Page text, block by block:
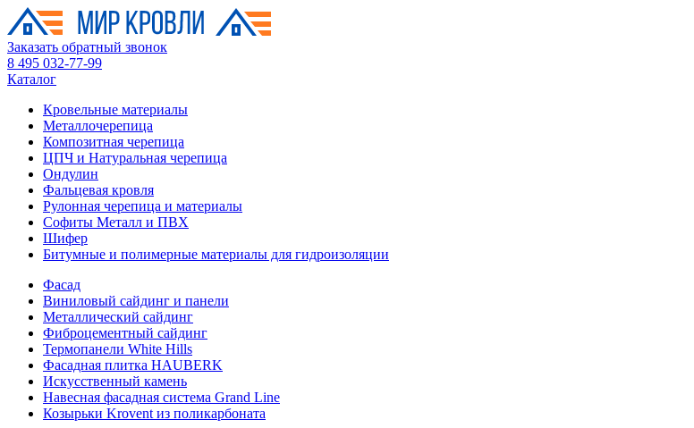
Заказать обратный звонок
8 495 032-77-99
Каталог
Кровельные материалы
Металлочерепица
Композитная черепица
ЦПЧ и Натуральная черепица
Ондулин
Фальцевая кровля
Рулонная черепица и материалы
Софиты Металл и ПВХ
Шифер
Битумные и полимерные материалы для гидроизоляции
Фасад
Виниловый сайдинг и панели
Металлический сайдинг
Фиброцементный сайдинг
Термопанели White Hills
Фасадная плитка HAUBERK
Искусственный камень
Навесная фасадная система Grand Line
Козырьки Krovent из поликарбоната